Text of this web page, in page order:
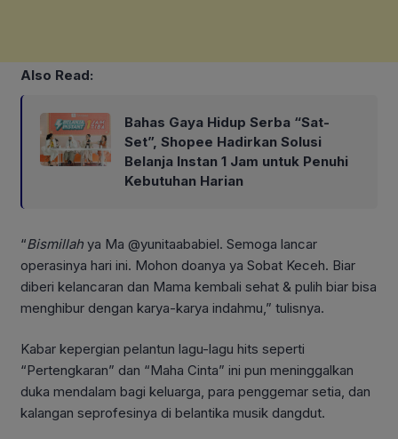
Also Read:
Bahas Gaya Hidup Serba “Sat-
Set”, Shopee Hadirkan Solusi
Belanja Instan 1 Jam untuk Penuhi
Kebutuhan Harian
“Bismillah ya Ma @yunitaababiel. Semoga lancar
operasinya hari ini. Mohon doanya ya Sobat Keceh. Biar
diberi kelancaran dan Mama kembali sehat & pulih biar bisa
menghibur dengan karya-karya indahmu,” tulisnya.
Kabar kepergian pelantun lagu-lagu hits seperti
“Pertengkaran” dan “Maha Cinta” ini pun meninggalkan
duka mendalam bagi keluarga, para penggemar setia, dan
kalangan seprofesinya di belantika musik dangdut.